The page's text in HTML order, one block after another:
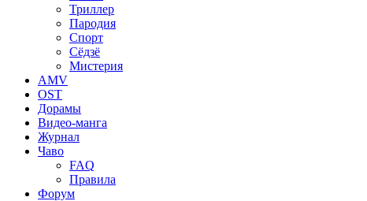
Триллер
Пародия
Спорт
Сёдзё
Мистерия
AMV
OST
Дорамы
Видео-манга
Журнал
Чаво
FAQ
Правила
Форум